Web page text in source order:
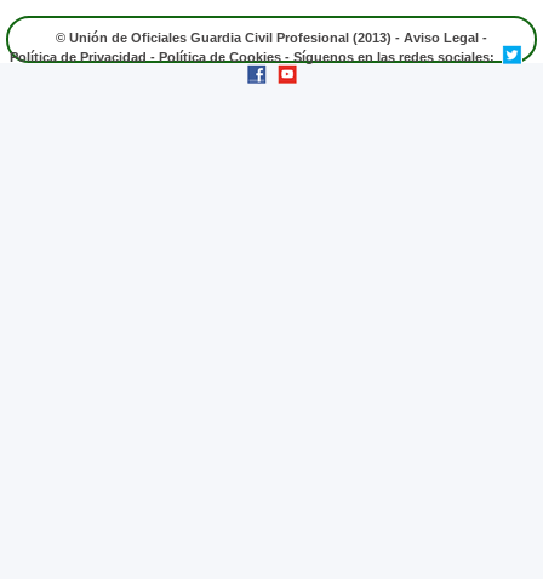
© Unión de Oficiales Guardia Civil Profesional (2013) - Aviso Legal -
Política de Privacidad-Política de Cookies- Síguenos en las redes sociales: